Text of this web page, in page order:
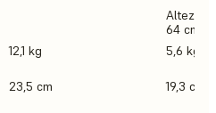
Altezza
64 cm
12,1 kg 5,6 kg
23,5 cm 19,3 cm